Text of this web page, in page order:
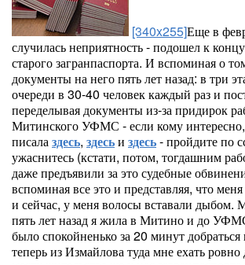
[340x255]Еще в
случилась неприятность - подошел к
старого загранпаспорта. И вспоминая о
документы на него пять лет назад: в три
очереди в 30-40 человек каждый раз и
переделывая документы из-за придирок
Митинского УФМС - если кому интересно,
писалаздесь, здесьи здесь- пройдите по
ужаснитесь (кстати, потом, тогдашним
даже предъявили за это судебные
вспоминая все это и представляя, что
и сейчас, у меня волосы вставали дыбом.
пять лет назад я жила в Митино и до
было спокойненько за 20 минут добраться
теперь из Измайлова туда мне ехать